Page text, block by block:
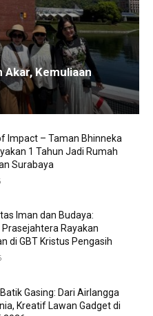
Akar, Kemuliaan
Impact – Taman Bhinneka
1 Tahun Jadi Rumah
Surabaya
Iman dan Budaya:
Rayakan
di GBT Kristus Pengasih
Gasing: Dari Airlangga
Kreatif Lawan Gadget di